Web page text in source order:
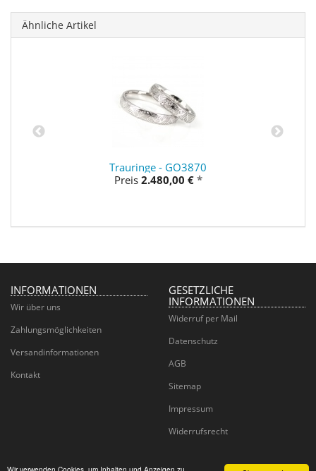
Ähnliche Artikel
Trauringe - GO3870
Preis 2.480,00 € *
INFORMATIONEN
Wir über uns
Zahlungsmöglichkeiten
Versandinformationen
Kontakt
GESETZLICHE
INFORMATIONEN
Widerruf per Mail
Datenschutz
AGB
Sitemap
Impressum
Widerrufsrecht